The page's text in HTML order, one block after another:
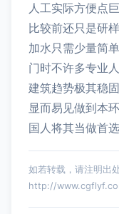
人工实际方便点
比较前还只是研
加水只需少量简
门时不许多专业
建筑趋势极其稳
显而易见做到本
国人将其当做首
如若转载，请注明出
http://